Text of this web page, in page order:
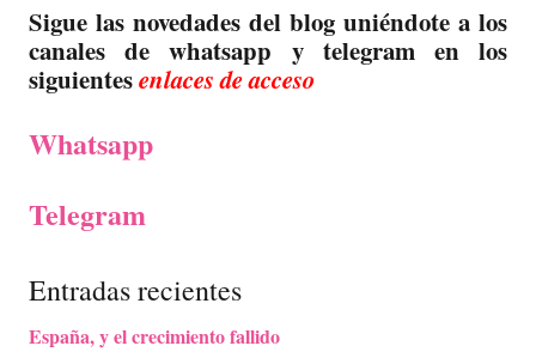
Sigue las novedades del blog uniéndote a los
canales de whatsapp y telegram en los
siguientesenlaces de acceso
Whatsapp
Telegram
Entradas recientes
España, y el crecimiento fallido